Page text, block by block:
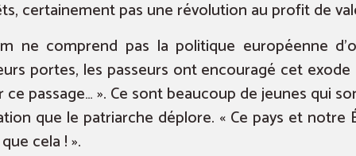
certainement pas une révolution au profit de
ne comprend pas la politique européenne
portes, les passeurs ont encouragé cet
passage… ». Ce sont beaucoup de jeunes qui
que le patriarche déplore. « Ce pays et notre
cela ! ».